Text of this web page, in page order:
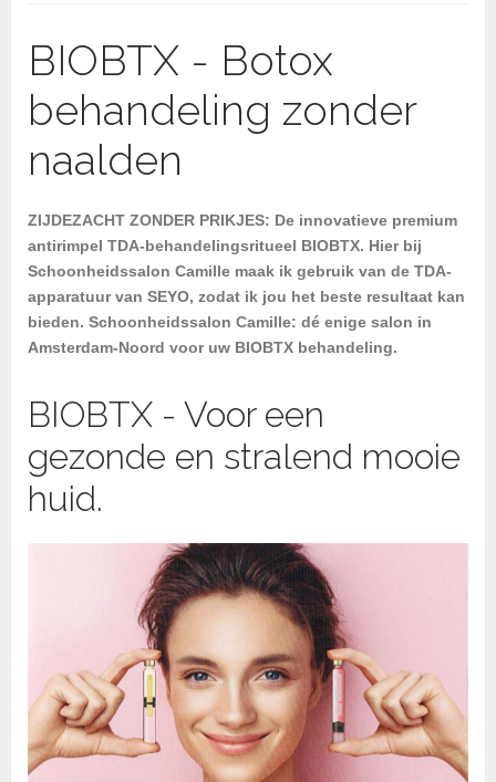
BIOBTX - Botox
behandeling zonder
naalden
ZIJDEZACHT ZONDER PRIKJES: De innovatieve premium
antirimpel TDA-behandelingsritueel BIOBTX. Hier bij
Schoonheidssalon Camille maak ik gebruik van de TDA-
apparatuur van SEYO, zodat ik jou het beste resultaat kan
bieden. Schoonheidssalon Camille: dé enige salon in
Amsterdam-Noord voor uw BIOBTX behandeling.
BIOBTX - Voor een
gezonde en stralend mooie
huid.